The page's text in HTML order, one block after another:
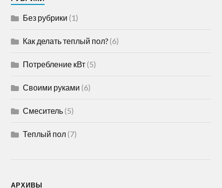
Без рубрики (1)
Как делать теплый пол? (6)
Потребление кВт (5)
Своими руками (6)
Смеситель (5)
Теплый пол (7)
АРХИВЫ